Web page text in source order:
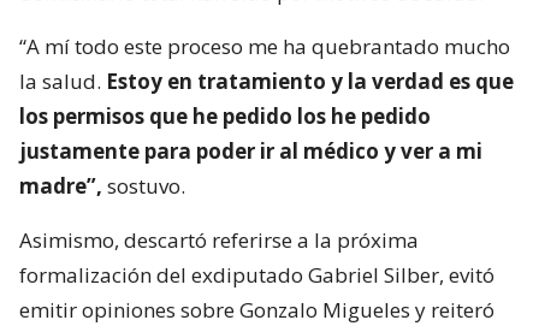
“A mí todo este proceso me ha quebrantado mucho
la salud. Estoy en tratamiento y la verdad es que
los permisos que he pedido los he pedido
justamente para poder ir al médico y ver a mi
madre”, sostuvo.
Asimismo, descartó referirse a la próxima
formalización del exdiputado Gabriel Silber, evitó
emitir opiniones sobre Gonzalo Migueles y reiteró